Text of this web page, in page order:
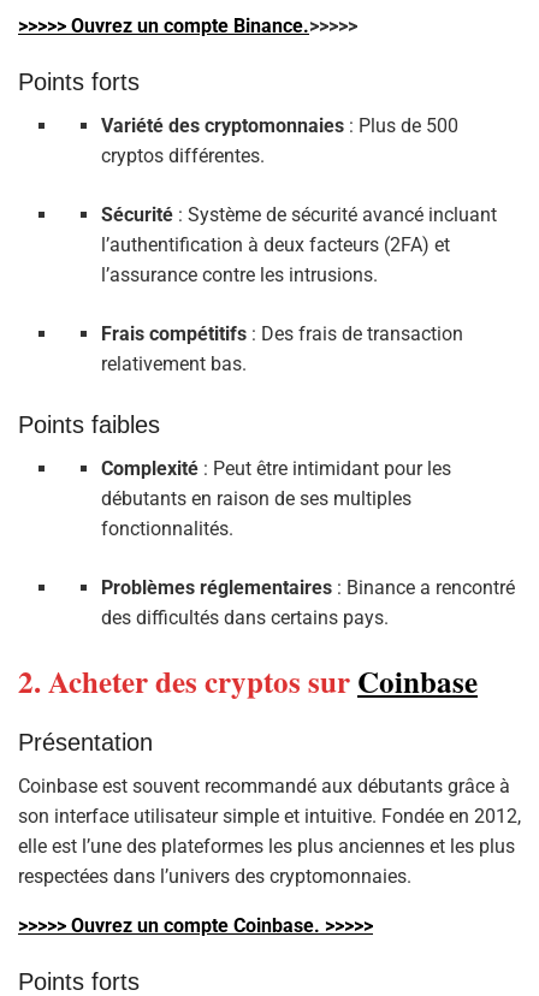
>>>>> Ouvrez un compte Binance.>>>>>
Points forts
Variété des cryptomonnaies: Plus de 500
cryptos différentes.
Sécurité: Système de sécurité avancé incluant
l’authentification à deux facteurs (2FA) et
l’assurance contre les intrusions.
Frais compétitifs: Des frais de transaction
relativement bas.
Points faibles
Complexité: Peut être intimidant pour les
débutants en raison de ses multiples
fonctionnalités.
Problèmes réglementaires: Binance a rencontré
des difficultés dans certains pays.
2. Acheter des cryptos surCoinbase
Présentation
Coinbase est souvent recommandé aux débutants grâce à
son interface utilisateur simple et intuitive. Fondée en 2012,
elle est l’une des plateformes les plus anciennes et les plus
respectées dans l’univers des cryptomonnaies.
>>>>> Ouvrez un compte Coinbase. >>>>>
Points forts